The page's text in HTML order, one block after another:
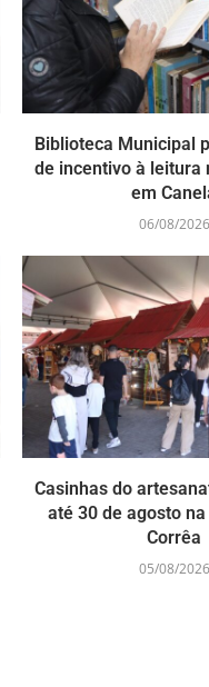
Biblioteca Municipal
de incentivo à leitura
em
06/08/2026
Casinhas do
até 30 de agosto
Corrêa
05/08/2026